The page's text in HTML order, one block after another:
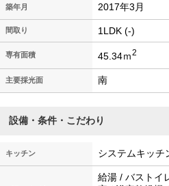
築年月 2017年3月
間取り 1LDK (-)
専有面積 45.34ｍ2
主要採光面 南
設備・条件・こだわり
キッチン システムキッチ
給湯 / バストイ